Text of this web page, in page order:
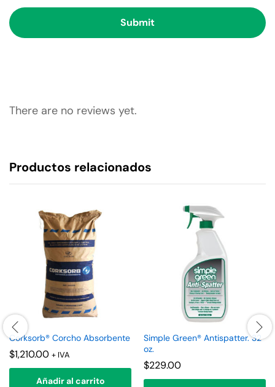
There are no reviews yet.
Productos relacionados
Corksorb® Corcho Absorbente
$1,210.00 + IVA
Añadir al carrito
Simple Green® Antispatter. 32
oz.
$229.00